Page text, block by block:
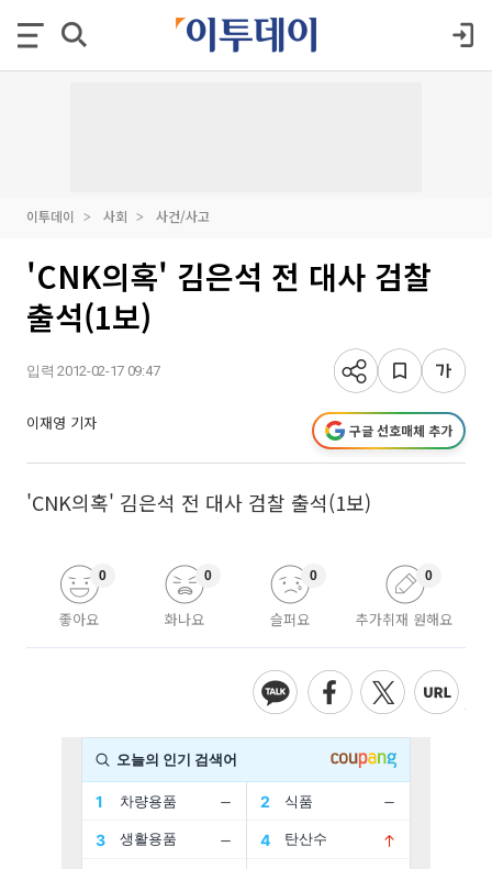
이투데이 사회 사건/사고
'CNK의혹' 김은석 전 대사 검찰
출석(1보)
입력 2012-02-17 09:47
이재영 기자 구글 선호매체 추가
'CNK의혹' 김은석 전 대사 검찰 출석(1보)
좋아요
0
화나요
0
슬퍼요
0
추가취재 원해요
0